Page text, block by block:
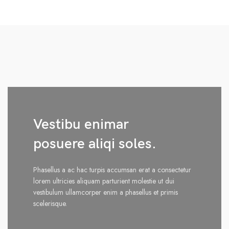
Vestibu enimar
posuere aliqi soles.
Phasellus a ac hac turpis accumsan erat a consectetur
lorem ultricies aliquam parturient molestie ut dui
vestibulum ullamcorper enim a phasellus et primis
scelerisque.